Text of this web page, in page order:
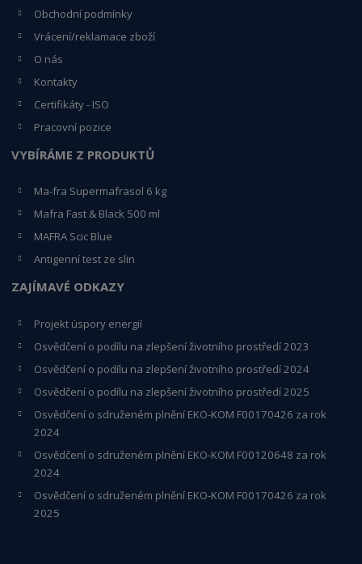
Obchodní podmínky
Vrácení/reklamace zboží
O nás
Kontakty
Certifikáty - ISO
Pracovní pozice
VYBÍRÁME Z PRODUKTŮ
Ma-fra Supermafrasol 6 kg
Mafra Fast & Black 500 ml
MAFRA Scic Blue
Antigenní test ze slin
ZAJÍMAVÉ ODKAZY
Projekt úspory energií
Osvědčení o podílu na zlepšení životního prostředí 2023
Osvědčení o podílu na zlepšení životního prostředí 2024
Osvědčení o podílu na zlepšení životního prostředí 2025
Osvědčení o sdruženém plnění EKO-KOM F00170426 za rok
2024
Osvědčení o sdruženém plnění EKO-KOM F00120648 za rok
2024
Osvědčení o sdruženém plnění EKO-KOM F00170426 za rok
2025